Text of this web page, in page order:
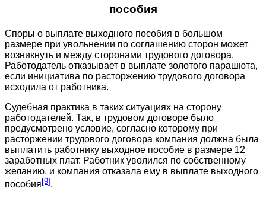
пособия
Споры о выплате выходного пособия в большом
размере при увольнении по соглашению сторон может
возникнуть и между сторонами трудового договора.
Работодатель отказывает в выплате золотого парашюта,
если инициатива по расторжению трудового договора
исходила от работника.
Судебная практика в таких ситуациях на сторону
работодателей. Так, в трудовом договоре было
предусмотрено условие, согласно которому при
расторжении трудового договора компания должна была
выплатить работнику выходное пособие в размере 12
заработных плат. Работник уволился по собственному
желанию, и компания отказала ему в выплате выходного
пособия[9].